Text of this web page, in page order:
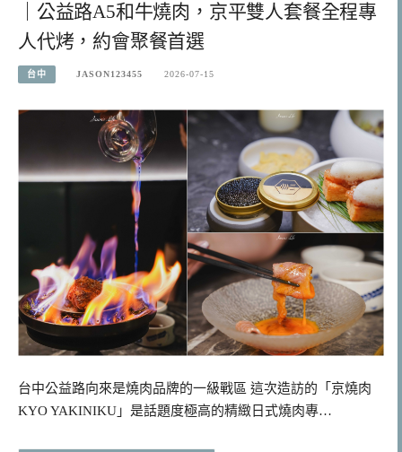
｜公益路A5和牛燒肉，京平雙人套餐全程專
人代烤，約會聚餐首選
台中 JASON123455 2026-07-15
台中公益路向來是燒肉品牌的一級戰區 這次造訪的「京燒肉
KYO YAKINIKU」是話題度極高的精緻日式燒肉專…